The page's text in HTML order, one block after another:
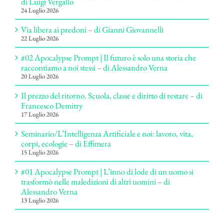
24 Luglio 2026
Via libera ai predoni – di Gianni Giovannelli
22 Luglio 2026
#02 Apocalypse Prompt | Il futuro è solo una storia che
raccontiamo a noi stessi – di Alessandro Verna
20 Luglio 2026
Il prezzo del ritorno. Scuola, classe e diritto di restare – di
Francesco Demitry
17 Luglio 2026
Seminario/L’Intelligenza Artificiale e noi: lavoro, vita,
corpi, ecologie – di Effimera
15 Luglio 2026
#01 Apocalypse Prompt | L’inno di lode di un uomo si
trasformò nelle maledizioni di altri uomini – di
Alessandro Verna
13 Luglio 2026